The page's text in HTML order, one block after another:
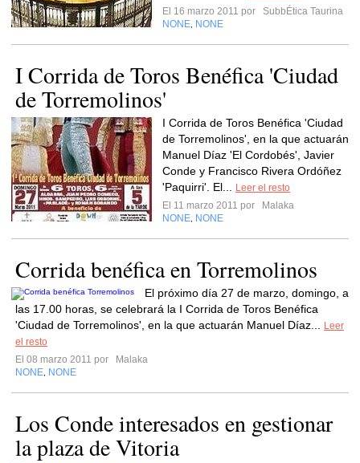
El 16 marzo 2011 por
SubbÉtica Taurina
NONE NONE
I Corrida de Toros Benéfica 'Ciudad
de Torremolinos'
I Corrida de Toros Benéfica 'Ciudad
de Torremolinos', en la que actuarán
Manuel Díaz 'El Cordobés', Javier
Conde y Francisco Rivera Ordóñez
'Paquirri'. El...
Leer el resto
El 11 marzo 2011 por
Malaka
NONE NONE
Corrida benéfica en Torremolinos
El próximo día 27 de marzo, domingo, a
las 17.00 horas, se celebrará la I Corrida de Toros Benéfica
'Ciudad de Torremolinos', en la que actuarán Manuel Díaz...
Leer
el resto
El 08 marzo 2011 por
Malaka
NONE NONE
Los Conde interesados en gestionar
la plaza de Vitoria